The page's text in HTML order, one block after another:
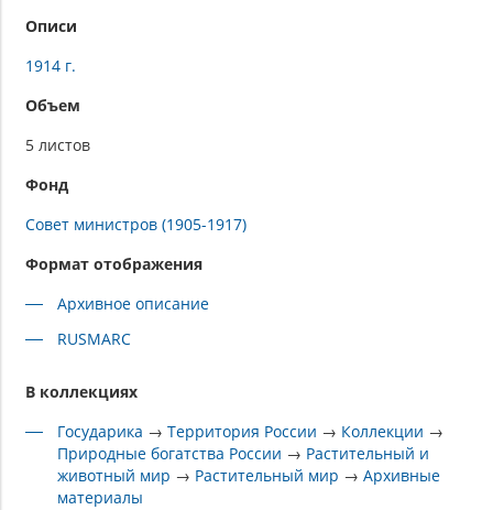
Описи
1914 г.
Объем
5 листов
Фонд
Совет министров (1905-1917)
Формат отображения
Архивное описание
RUSMARC
В коллекциях
Государика →Территория России → Коллекции →
Природные богатства России → Растительный и
животный мир → Растительный мир →Архивные
материалы